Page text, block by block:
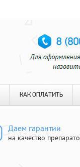
КАК ОПЛАТИТЬ
Даем гарантии
на качество